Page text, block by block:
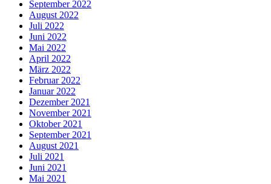
September 2022
August 2022
Juli 2022
Juni 2022
Mai 2022
April 2022
März 2022
Februar 2022
Januar 2022
Dezember 2021
November 2021
Oktober 2021
September 2021
August 2021
Juli 2021
Juni 2021
Mai 2021